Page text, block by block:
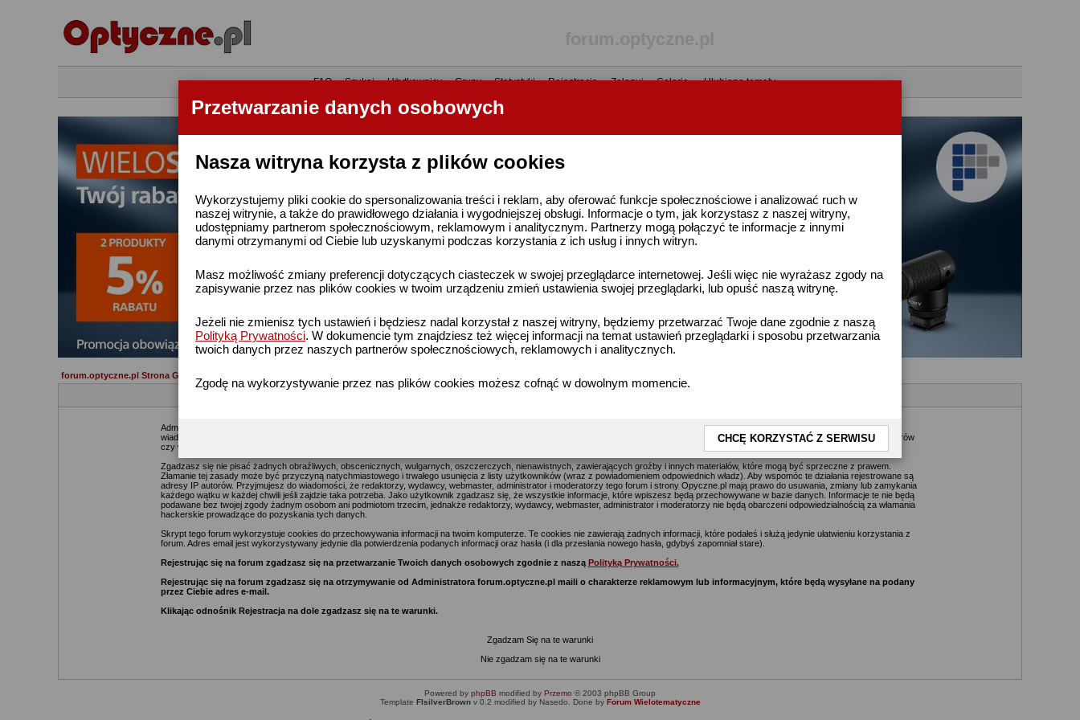
Przetwarzanie danych osobowych
Nasza witryna korzysta z plików cookies
Wykorzystujemy pliki cookie do spersonalizowania treści i reklam, aby oferować funkcje społecznościowe i analizować ruch w
naszej witrynie, a także do prawidłowego działania i wygodniejszej obsługi. Informacje o tym, jak korzystasz z naszej witryny,
udostępniamy partnerom społecznościowym, reklamowym i analitycznym. Partnerzy mogą połączyć te informacje z innymi
danymi otrzymanymi od Ciebie lub uzyskanymi podczas korzystania z ich usług i innych witryn.
Masz możliwość zmiany preferencji dotyczących ciasteczek w swojej przeglądarce internetowej. Jeśli więc nie wyrażasz zgody na
zapisywanie przez nas plików cookies w twoim urządzeniu zmień ustawienia swojej przeglądarki, lub opuść naszą witrynę.
Jeżeli nie zmienisz tych ustawień i będziesz nadal korzystał z naszej witryny, będziemy przetwarzać Twoje dane zgodnie z naszą
Polityką Prywatności. W dokumencie tym znajdziesz też więcej informacji na temat ustawień przeglądarki i sposobu przetwarzania
twoich danych przez naszych partnerów społecznościowych, reklamowych i analitycznych.
Zgodę na wykorzystywanie przez nas plików cookies możesz cofnąć w dowolnym momencie.
CHCĘ KORZYSTAĆ Z SERWISU
•FAQ•Szukaj•Użytkownicy•Grupy•Statystyki•Rejestracja•Zaloguj•Galerie• Ulubione tematy
forum.optyczne.pl Strona Główna
Administratorzy i moderatorzy podejmą starania mające na celu usuwanie wszelkich uznawanych za obraźliwe materiałów jak najszybciej, jednakże nie jest możliwe przeczytanie każdej
wiadomości. Zgadzasz się więc, że zawartość każdego postu na tym forum i stronie Optyczne.pl wyraża poglądy i opinie jego autora a nie redaktorów, wydawców, administratorów, moderatorów
czy webmasterów (poza wiadomościami pisanymi przez nich) i nie ponoszą oni za te treści odpowiedzialności.
Zgadzasz się nie pisać żadnych obraźliwych, obscenicznych, wulgarnych, oszczerczych, nienawistnych, zawierających groźby i innych materiałów, które mogą być sprzeczne z prawem.
Złamanie tej zasady może być przyczyną natychmiastowego i trwałego usunięcia z listy użytkowników (wraz z powiadomieniem odpowiednich władz). Aby wspomóc te działania rejestrowane są
adresy IP autorów. Przyjmujesz do wiadomości, że redaktorzy, wydawcy, webmaster, administrator i moderatorzy tego forum i strony Opyczne.pl mają prawo do usuwania, zmiany lub zamykania
każdego wątku w każdej chwili jeśli zajdzie taka potrzeba. Jako użytkownik zgadzasz się, że wszystkie informacje, które wpiszesz będą przechowywane w bazie danych. Informacje te nie będą
podawane bez twojej zgody żadnym osobom ani podmiotom trzecim, jednakże redaktorzy, wydawcy, webmaster, administrator i moderatorzy nie będą obarczeni odpowiedzialnością za włamania
hackerskie prowadzące do pozyskania tych danych.
Skrypt tego forum wykorzystuje cookies do przechowywania informacji na twoim komputerze. Te cookies nie zawierają żadnych informacji, które podałeś i służą jedynie ułatwieniu korzystania z
forum. Adres email jest wykorzystywany jedynie dla potwierdzenia podanych informacji oraz hasła (i dla przesłania nowego hasła, gdybyś zapomniał stare).
Rejestrując się na forum zgadzasz się na przetwarzanie Twoich danych osobowych zgodnie z naszą Polityką Prywatności.
Rejestrując się na forum zgadzasz się na otrzymywanie od Administratora forum.optyczne.pl maili o charakterze reklamowym lub informacyjnym, które będą wysyłane na podany
przez Ciebie adres e-mail.
Klikając odnośnik Rejestracja na dole zgadzasz się na te warunki.
Zgadzam Się na te warunki
Nie zgadzam się na te warunki
Powered by phpBB modified by Przemo © 2003 phpBB Group
Template FIsilverBrownv 0.2 modified by Nasedo. Done by Forum Wielotematyczne